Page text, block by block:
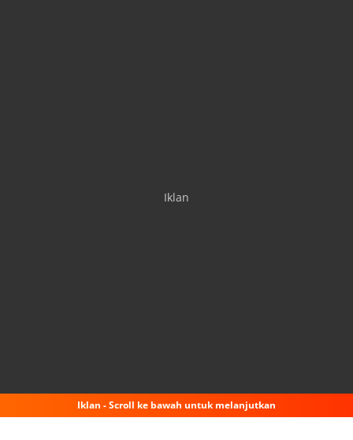
Iklan
Iklan - Scroll ke bawah untuk melanjutkan